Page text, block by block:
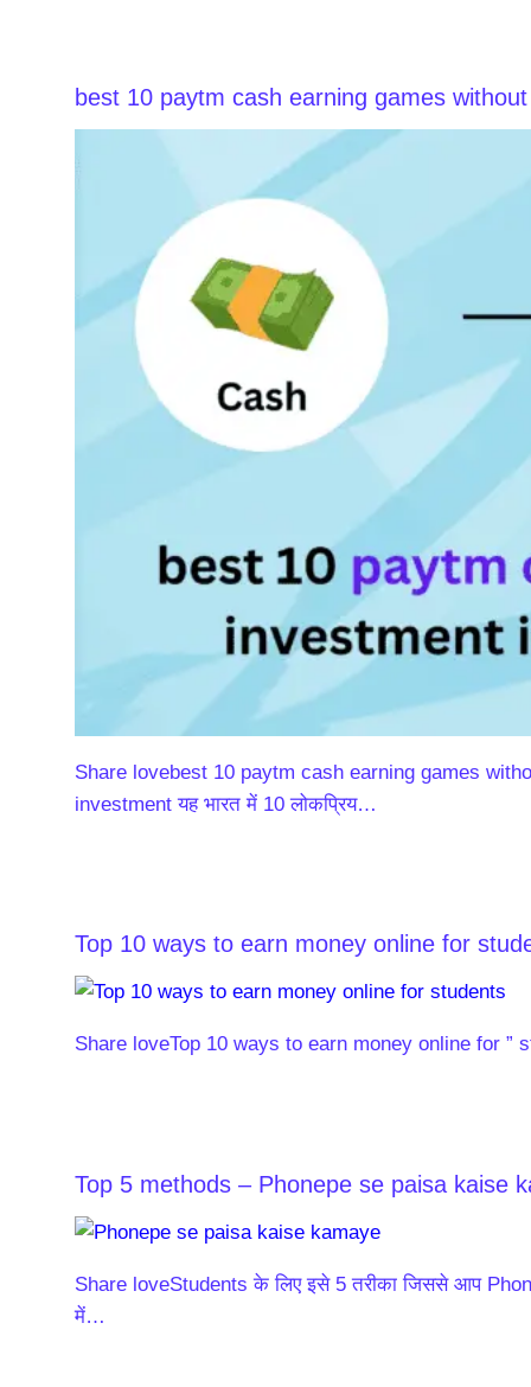
best 10 paytm cash earning games
Share lovebest 10 paytm cash earning games
investment यह भारत में 10 लोकप्रिय…
Top 10 ways to earn money online for
Share loveTop 10 ways to earn money online for ”
Top 5 methods – Phonepe se paisa kaise
Share loveStudents के लिए इसे 5 तरीका जिससे आप
में…